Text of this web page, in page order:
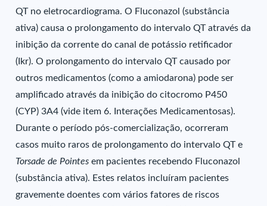
QT no eletrocardiograma. O Fluconazol (substância
ativa) causa o prolongamento do intervalo QT através da
inibição da corrente do canal de potássio retificador
(Ikr). O prolongamento do intervalo QT causado por
outros medicamentos (como a amiodarona) pode ser
amplificado através da inibição do citocromo P450
(CYP) 3A4 (vide item 6. Interações Medicamentosas).
Durante o período pós-comercialização, ocorreram
casos muito raros de prolongamento do intervalo QT e
Torsade de Pointes em pacientes recebendo Fluconazol
(substância ativa). Estes relatos incluíram pacientes
gravemente doentes com vários fatores de riscos